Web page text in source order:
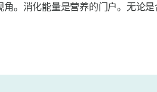
角。消化能量是营养的门户。无论